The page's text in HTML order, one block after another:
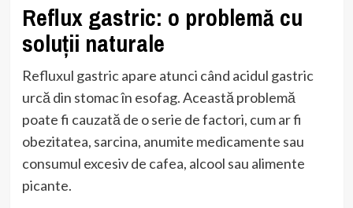
Reflux gastric: o problemă cu
soluții naturale
Refluxul gastric apare atunci când acidul gastric
urcă din stomac în esofag. Această problemă
poate fi cauzată de o serie de factori, cum ar fi
obezitatea, sarcina, anumite medicamente sau
consumul excesiv de cafea, alcool sau alimente
picante.